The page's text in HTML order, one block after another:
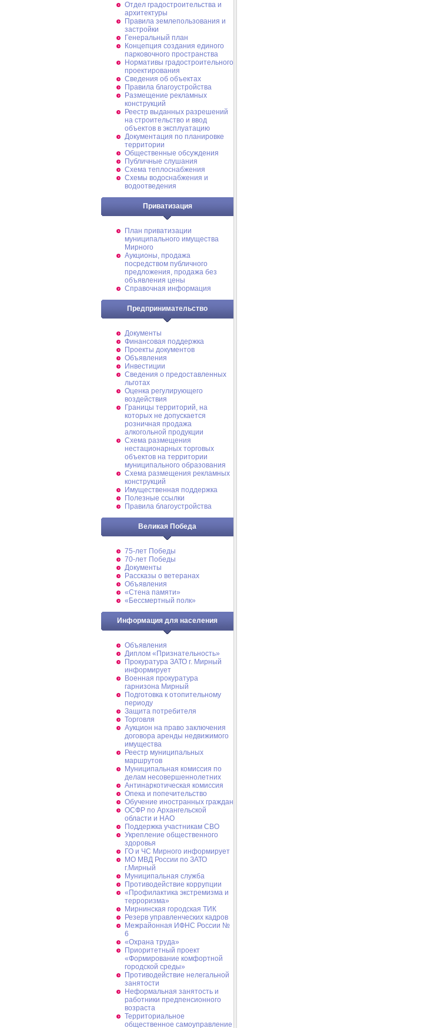
Отдел градостроительства и
архитектуры
Правила землепользования и
застройки
Генеральный план
Концепция создания единого
парковочного пространства
Нормативы градостроительного
проектирования
Сведения об объектах
Правила благоустройства
Размещение рекламных
конструкций
Реестр выданных разрешений
на строительство и ввод
объектов в эксплуатацию
Документация по планировке
территории
Общественные обсуждения
Публичные слушания
Схема теплоснабжения
Схемы водоснабжения и
водоотведения
Приватизация
План приватизации
муниципального имущества
Мирного
Аукционы, продажа
посредством публичного
предложения, продажа без
объявления цены
Справочная информация
Предпринимательство
Документы
Финансовая поддержка
Проекты документов
Объявления
Инвестиции
Сведения о предоставленных
льготах
Оценка регулирующего
воздействия
Границы территорий, на
которых не допускается
розничная продажа
алкогольной продукции
Схема размещения
нестационарных торговых
объектов на территории
муниципального образования
Схема размещения рекламных
конструкций
Имущественная поддержка
Полезные ссылки
Правила благоустройства
Великая Победа
75-лет Победы
70-лет Победы
Документы
Рассказы о ветеранах
Объявления
«Стена памяти»
«Бессмертный полк»
Информация для населения
Объявления
Диплом «Признательность»
Прокуратура ЗАТО г. Мирный
информирует
Военная прокуратура
гарнизона Мирный
Подготовка к отопительному
периоду
Защита потребителя
Торговля
Аукцион на право заключения
договора аренды недвижимого
имущества
Реестр муниципальных
маршрутов
Муниципальная комиссия по
делам несовершеннолетних
Антинаркотическая комиссия
Опека и попечительство
Обучение иностранных граждан
ОСФР по Архангельской
области и НАО
Поддержка участникам СВО
Укрепление общественного
здоровья
ГО и ЧС Мирного информирует
МО МВД России по ЗАТО
г.Мирный
Муниципальная cлужба
Противодействие коррупции
«Профилактика экстремизма и
терроризма»
Мирнинская городская ТИК
Резерв управленческих кадров
Межрайонная ИФНС России №
6
«Охрана труда»
Приоритетный проект
«Формирование комфортной
городской среды»
Противодействие нелегальной
занятости
Неформальная занятость и
работники предпенсионного
возраста
Территориальное
общественное самоуправление